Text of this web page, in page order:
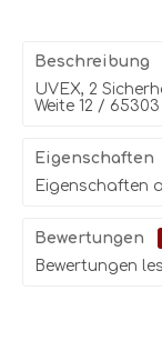
Beschreibung
UVEX, 2
Weite 12 /
Eigenschaften
Eigenschaften
Bewertungen
Bewertungen